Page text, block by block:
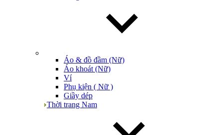
Áo & đồ đầm (Nữ)
Áo khoát (Nữ)
Ví
Phụ kiện ( Nữ )
Giầy dép
Thời trang Nam